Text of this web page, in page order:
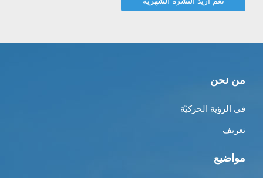
من نحن
في الرؤية الحركيّة
تعريف
مواضيع